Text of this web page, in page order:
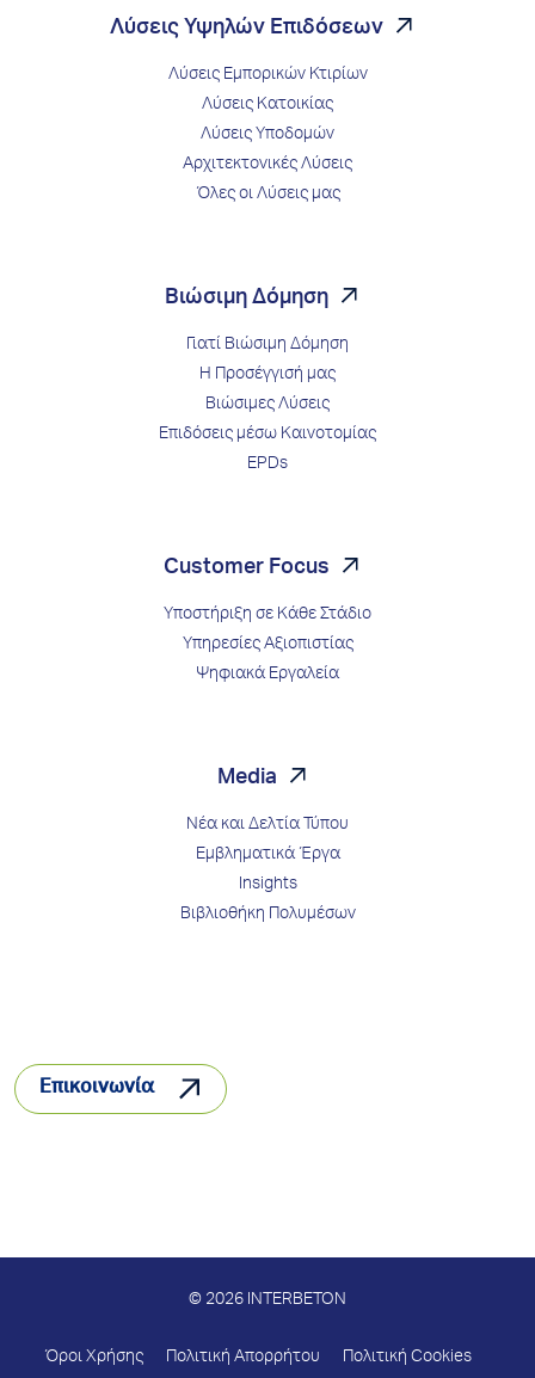
Λύσεις Υψηλών Επιδόσεων
Λύσεις Εμπορικών Κτιρίων
Λύσεις Κατοικίας
Λύσεις Υποδομών
Αρχιτεκτονικές Λύσεις
Όλες οι Λύσεις μας
Βιώσιμη Δόμηση
Γιατί Βιώσιμη Δόμηση
Η Προσέγγισή μας
Βιώσιμες Λύσεις
Επιδόσεις μέσω Kαινοτομίας
EPDs
Customer Focus
Υποστήριξη σε Κάθε Στάδιο
Υπηρεσίες Αξιοπιστίας
Ψηφιακά Εργαλεία
Media
Νέα και Δελτία Τύπου
Εμβληματικά Έργα
Insights
Βιβλιοθήκη Πολυμέσων
Επικοινωνία
© 2026 INTERBETON
Όροι Χρήσης Πολιτική Απορρήτου Πολιτική Cookies